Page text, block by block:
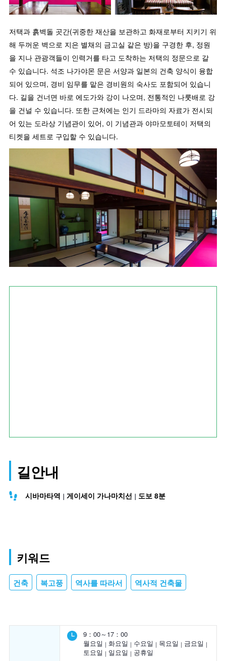
저택과 흙벽돌 곳간(귀중한 재산을 보관하고 화재로부터 지키기 위
해 두꺼운 벽으로 지은 별채의 금고실 같은 방)을 구경한 후, 정원
을 지나 관광객들이 인력거를 타고 도착하는 저택의 정문으로 갈
수 있습니다. 석조 나가야몬 문은 서양과 일본의 건축 양식이 융합
되어 있으며, 경비 임무를 맡은 경비원의 숙사도 포함되어 있습니
다. 길을 건너면 바로 에도가와 강이 나오며, 전통적인 나룻배로 강
을 건널 수 있습니다. 또한 근처에는 인기 드라마의 자료가 전시되
어 있는 도라상 기념관이 있어, 이 기념관과 야마모토테이 저택의
티켓을 세트로 구입할 수 있습니다.
길안내
시바마타역 게이세이 가나마치선 도보 8분
키워드
건축 복고풍 역사를 따라서 역사적 건축물
9：00～17：00
월요일
화요일 수요일 목요일
금요일
토요일
일요일
공휴일